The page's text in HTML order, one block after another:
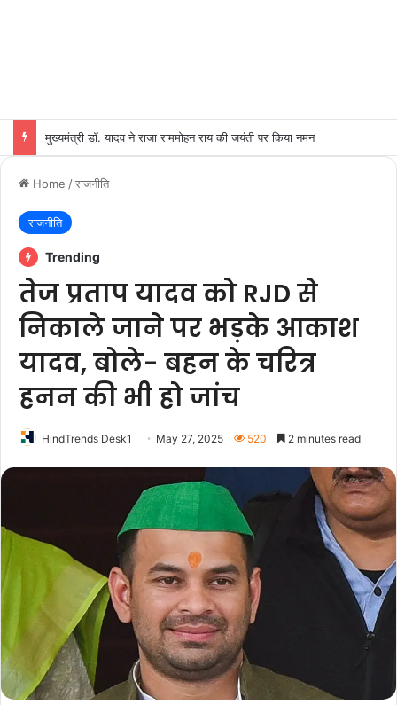
मुख्यमंत्री डॉ. यादव ने राजा राममोहन राय की जयंती पर किया नमन
Home /राजनीति
राजनीति
Trending
तेज प्रताप यादव को RJD से
निकाले जाने पर भड़के आकाश
यादव, बोले- बहन के चरित्र
हनन की भी हो जांच
HindTrends Desk1 May 27, 2025 520 2 minutes read